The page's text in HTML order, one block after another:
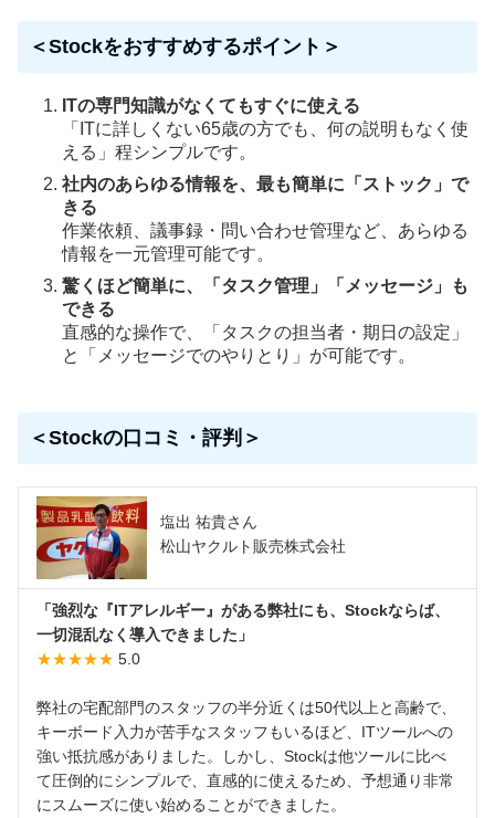
＜Stockをおすすめするポイント＞
ITの専門知識がなくてもすぐに使える
「ITに詳しくない65歳の方でも、何の説明もなく使
える」程シンプルです。
社内のあらゆる情報を、最も簡単に「ストック」で
きる
作業依頼、議事録・問い合わせ管理など、あらゆる
情報を一元管理可能です。
驚くほど簡単に、「タスク管理」「メッセージ」も
できる
直感的な操作で、「タスクの担当者・期日の設定」
と「メッセージでのやりとり」が可能です。
＜Stockの口コミ・評判＞
塩出 祐貴さん
松山ヤクルト販売株式会社
「強烈な『ITアレルギー』がある弊社にも、Stockならば、
一切混乱なく導入できました」
★★★★★ 5.0
弊社の宅配部門のスタッフの半分近くは50代以上と高齢で、
キーボード入力が苦手なスタッフもいるほど、ITツールへの
強い抵抗感がありました。しかし、Stockは他ツールに比べ
て圧倒的にシンプルで、直感的に使えるため、予想通り非常
にスムーズに使い始めることができました。